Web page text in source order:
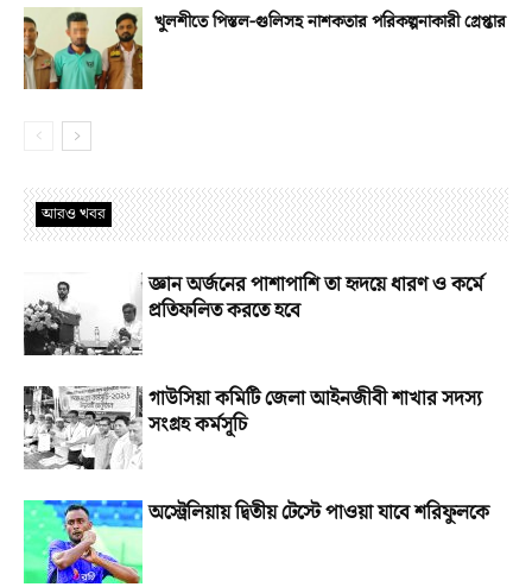
খুলশীতে পিস্তল-গুলিসহ নাশকতার পরিকল্পনাকারী গ্রেপ্তার
আরও খবর
জ্ঞান অর্জনের পাশাপাশি তা হৃদয়ে ধারণ ও কর্মে
প্রতিফলিত করতে হবে
গাউসিয়া কমিটি জেলা আইনজীবী শাখার সদস্য
সংগ্রহ কর্মসূচি
অস্ট্রেলিয়ায় দ্বিতীয় টেস্টে পাওয়া যাবে শরিফুলকে